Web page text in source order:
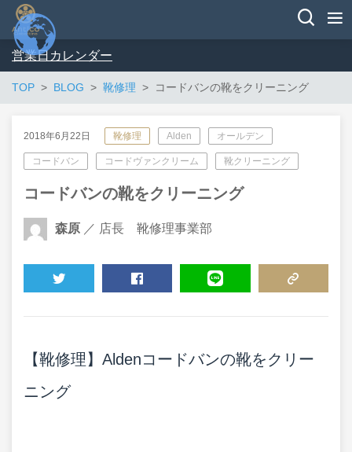
営業日カレンダー
TOP BLOG 靴修理 コードバンの靴をクリーニング
2018年6月22日 靴修理 Alden オールデン
コードバン コードヴァンクリーム 靴クリーニング
コードバンの靴をクリーニング
森原 ／ 店長 靴修理事業部
【靴修理】Aldenコードバンの靴をクリー
ニング